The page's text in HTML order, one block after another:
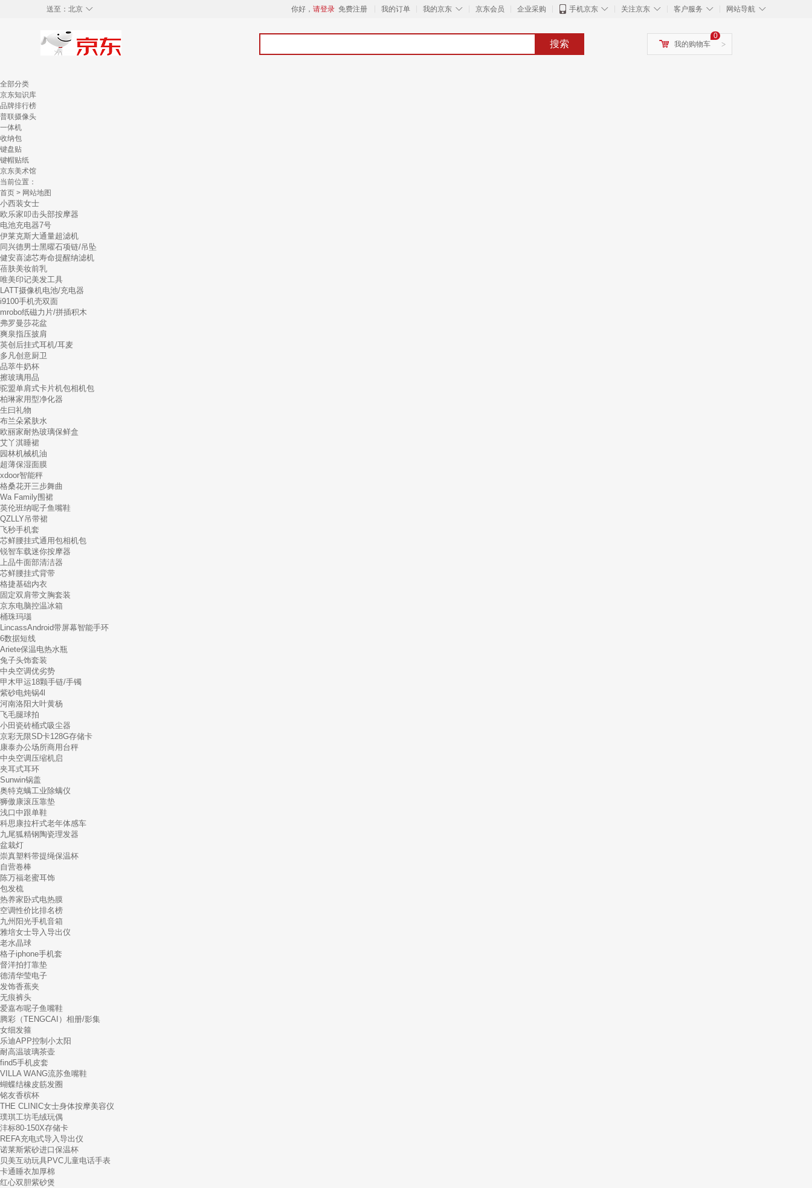
◇
送至： 北京 你好， 请登录 免费注册 我的订单 ◇
我的京东 京东会员 企业采购 ◇
手机京东 ◇
关注京东 ◇
客户服务 ◇
网站导航
搜索 >
0
我的购物车
全部分类
京东知识库
品牌排行榜
普联摄像头
一体机
收纳包
键盘贴
键帽贴纸
京东美术馆
当前位置：
首页 > 网站地图
小西装女士
欧乐家叩击头部按摩器
电池充电器7号
伊莱克斯大通量超滤机
同兴德男士黑曜石项链/吊坠
健安喜滤芯寿命提醒纳滤机
蓓肤美妆前乳
唯美印记美发工具
LATT摄像机电池/充电器
i9100手机壳双面
mrobo纸磁力片/拼插积木
弗罗曼莎花盆
爽泉指压披肩
英创后挂式耳机/耳麦
多凡创意厨卫
品萃牛奶杯
擦玻璃用品
驼盟单肩式卡片机包相机包
柏琳家用型净化器
生曰礼物
布兰朵紧肤水
欧丽家耐热玻璃保鲜盒
艾丫淇睡裙
园林机械机油
超薄保湿面膜
xdoor智能秤
格桑花开三步舞曲
Wa Family围裙
英伦班纳呢子鱼嘴鞋
QZLLY吊带裙
飞秒手机套
芯鲜腰挂式通用包相机包
锐智车载迷你按摩器
上品牛面部清洁器
芯鲜腰挂式背带
格捷基础内衣
固定双肩带文胸套装
京东电脑控温冰箱
桶珠玛瑙
LincassAndroid带屏幕智能手环
6数据短线
Ariete保温电热水瓶
兔子头饰套装
中央空调优劣势
甲木甲运18颗手链/手镯
紫砂电炖锅4l
河南洛阳大叶黄杨
飞毛腿球拍
小田瓷砖桶式吸尘器
京彩无限SD卡128G存储卡
康泰办公场所商用台秤
中央空调压缩机启
夹耳式耳环
Sunwin锅盖
奥特克螨工业除螨仪
狮傲康滚压靠垫
浅口中跟单鞋
科思康拉杆式老年体感车
九尾狐精钢陶瓷理发器
盆栽灯
崇真塑料带提绳保温杯
自营卷棒
陈万福老蜜耳饰
包发梳
热养家卧式电热膜
空调性价比排名榜
九州阳光手机音箱
雅培女士导入导出仪
老水晶球
格子iphone手机套
督洋拍打靠垫
德清华莹电子
发饰香蕉夹
无痕裤头
爱嘉布呢子鱼嘴鞋
腾彩（TENGCAI）相册/影集
女细发箍
乐迪APP控制小太阳
耐高温玻璃茶壶
find5手机皮套
VILLA WANG流苏鱼嘴鞋
蝴蝶结橡皮筋发圈
铭友香槟杯
THE CLINIC女士身体按摩美容仪
璞琪工坊毛绒玩偶
沣标80-150X存储卡
REFA充电式导入导出仪
诺莱斯紫砂进口保温杯
贝美互动玩具PVC儿童电话手表
卡通睡衣加厚棉
红心双胆紫砂煲